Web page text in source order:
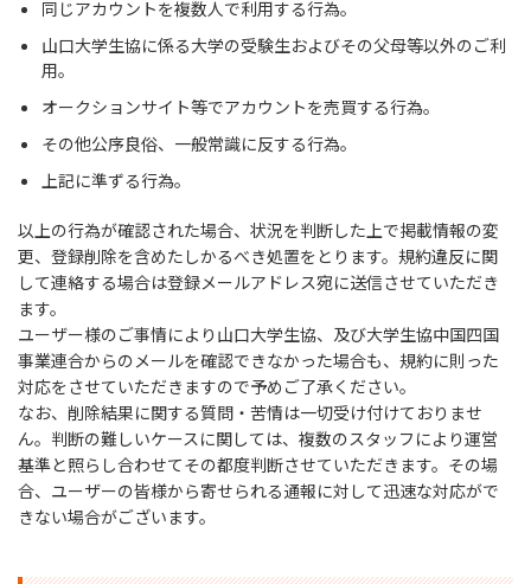
同じアカウントを複数人で利用する行為。
山口大学生協に係る大学の受験生およびその父母等以外のご利
用。
オークションサイト等でアカウントを売買する行為。
その他公序良俗、一般常識に反する行為。
上記に準ずる行為。
以上の行為が確認された場合、状況を判断した上で掲載情報の変
更、登録削除を含めたしかるべき処置をとります。規約違反に関
して連絡する場合は登録メールアドレス宛に送信させていただき
ます。
ユーザー様のご事情により山口大学生協、及び大学生協中国四国
事業連合からのメールを確認できなかった場合も、規約に則った
対応をさせていただきますので予めご了承ください。
なお、削除結果に関する質問・苦情は一切受け付けておりませ
ん。判断の難しいケースに関しては、複数のスタッフにより運営
基準と照らし合わせてその都度判断させていただきます。その場
合、ユーザーの皆様から寄せられる通報に対して迅速な対応がで
きない場合がございます。